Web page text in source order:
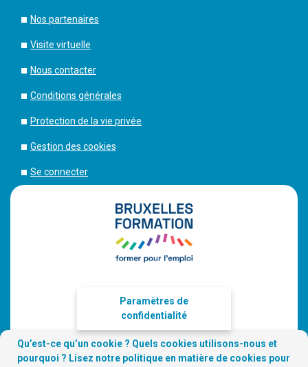
Nos partenaires
Visite virtuelle
Nous contacter
Conditions générales
Protection de la vie privée
Gestion des cookies
Se connecter
Paramètres de
confidentialité
Qu’est-ce qu’un cookie ? Quels cookies utilisons-nous et
pourquoi ? Lisez notre politique en matière de cookies pour